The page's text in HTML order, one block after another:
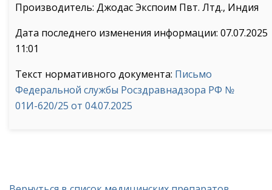
Производитель: Джодас Экспоим Пвт. Лтд., Индия
Дата последнего изменения информации: 07.07.2025
11:01
Текст нормативного документа: Письмо
Федеральной службы Росздравнадзора РФ №
01И-620/25 от 04.07.2025